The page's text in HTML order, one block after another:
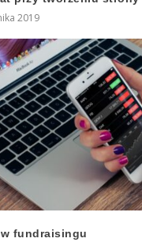
2019
fundraisingu